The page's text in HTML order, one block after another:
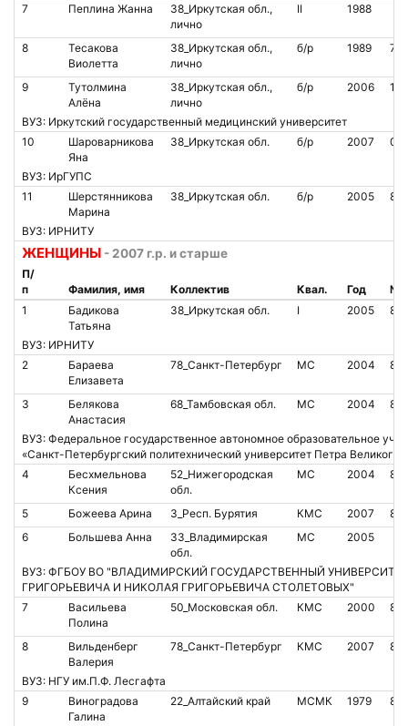
7
Пеплина Жанна
38_Иркутская обл.,
лично
II 1988
8
Тесакова
Виолетта
38_Иркутская обл.,
лично
б/р 1989
9
Тутолмина
Алёна
38_Иркутская обл.,
лично
б/р 2006
ВУЗ: Иркутский государственный медицинский университет
10
Шароварникова
Яна
38_Иркутская обл. б/р 2007
ВУЗ: ИрГУПС
11
Шерстянникова
Марина
38_Иркутская обл. б/р 2005
ВУЗ: ИРНИТУ
ЖЕНЩИНЫ - 2007 г.р. и старше
П/
п
Фамилия, имя Коллектив Квал. Год
№
1
Бадикова
Татьяна
38_Иркутская обл. I 2005
ВУЗ: ИРНИТУ
2
Бараева
Елизавета
78_Санкт-Петербург МС 2004
3
Белякова
Анастасия
68_Тамбовская обл. МС 2004
ВУЗ: Федеральное государственное автономное образовательное
«Санкт-Петербургский политехнический университет Петра Великого»
4
Бесхмельнова
Ксения
52_Нижегородская
обл.
МС 2004
5 Божеева Арина 3_Респ. Бурятия КМС 2007
6
Большева Анна
33_Владимирская
обл.
МС 2005
ВУЗ: ФГБОУ ВО "ВЛАДИМИРСКИЙ ГОСУДАРСТВЕННЫЙ
ГРИГОРЬЕВИЧА И НИКОЛАЯ ГРИГОРЬЕВИЧА СТОЛЕТОВЫХ"
7
Васильева
Полина
50_Московская обл. КМС 2000
8
Вильденберг
Валерия
78_Санкт-Петербург КМС 2007
ВУЗ: НГУ им.П.Ф. Лесгафта
9
Виноградова
Галина
22_Алтайский край МСМК 1979